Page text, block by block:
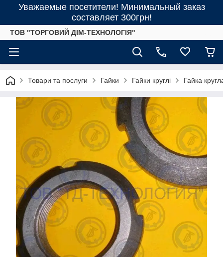
Уважаемые посетители! Минимальный заказ
составляет 300грн!
ТОВ "ТОРГОВИЙ ДІМ-ТЕХНОЛОГІЯ"
Товари та послуги Гайки Гайки круглі Гайка